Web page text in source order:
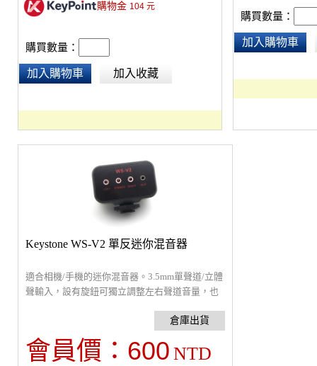
購物金 104元
購買數量：
加入購物車 加入收藏
購買數量：
加入購物車
Keystone WS-V2 單反迷你混音器
適合相機/手機的迷你混音器。3.5mm單聲道/立體
聲輸入，設有旋鈕可獨立調整左右聲道音量，也
制兩個麥克風或無線接收器，無需電池或電源即
可使用。
會員價： 600 NTD